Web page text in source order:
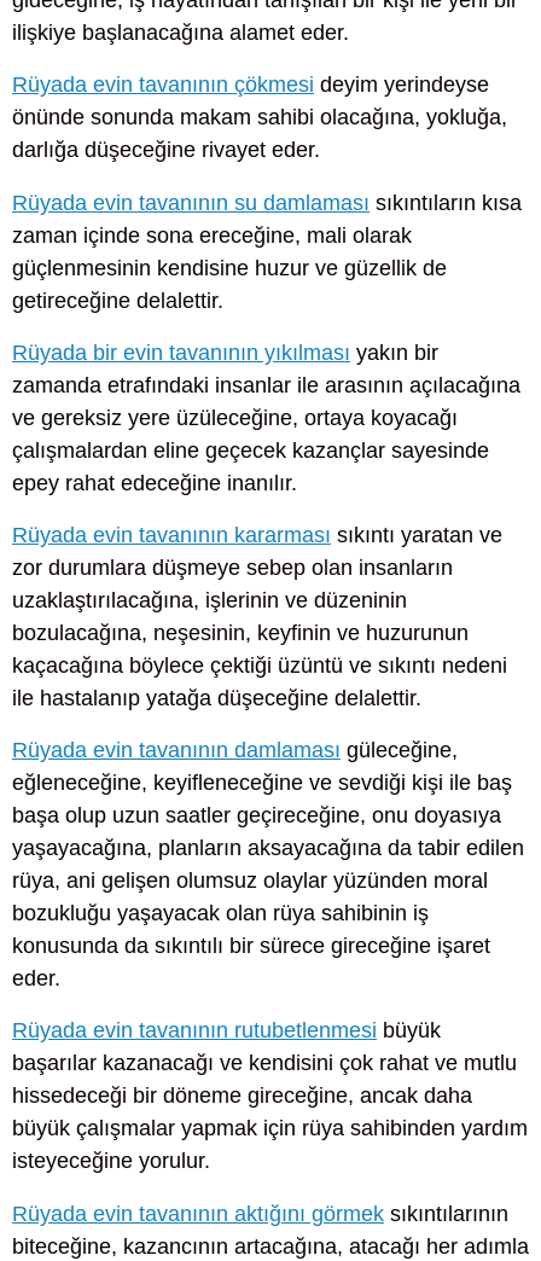
ilişkiye başlanacağına alamet eder.
Rüyada evin tavanının çökmesi deyim yerindeyse
önünde sonunda makam sahibi olacağına, yokluğa,
darlığa düşeceğine rivayet eder.
Rüyada evin tavanının su damlaması sıkıntıların kısa
zaman içinde sona ereceğine, mali olarak
güçlenmesinin kendisine huzur ve güzellik de
getireceğine delalettir.
Rüyada bir evin tavanının yıkılması yakın bir
zamanda etrafındaki insanlar ile arasının açılacağına
ve gereksiz yere üzüleceğine, ortaya koyacağı
çalışmalardan eline geçecek kazançlar sayesinde
epey rahat edeceğine inanılır.
Rüyada evin tavanının kararması sıkıntı yaratan ve
zor durumlara düşmeye sebep olan insanların
uzaklaştırılacağına, işlerinin ve düzeninin
bozulacağına, neşesinin, keyfinin ve huzurunun
kaçacağına böylece çektiği üzüntü ve sıkıntı nedeni
ile hastalanıp yatağa düşeceğine delalettir.
Rüyada evin tavanının damlaması güleceğine,
eğleneceğine, keyifleneceğine ve sevdiği kişi ile baş
başa olup uzun saatler geçireceğine, onu doyasıya
yaşayacağına, planların aksayacağına da tabir edilen
rüya, ani gelişen olumsuz olaylar yüzünden moral
bozukluğu yaşayacak olan rüya sahibinin iş
konusunda da sıkıntılı bir sürece gireceğine işaret
eder.
Rüyada evin tavanının rutubetlenmesi büyük
başarılar kazanacağı ve kendisini çok rahat ve mutlu
hissedeceği bir döneme gireceğine, ancak daha
büyük çalışmalar yapmak için rüya sahibinden yardım
isteyeceğine yorulur.
Rüyada evin tavanının aktığını görmek sıkıntılarının
biteceğine, kazancının artacağına, atacağı her adımla